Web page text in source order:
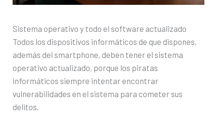
Sistema operativo y todo el software actualizado
Todos los dispositivos informáticos de que dispones,
además del smartphone, deben tener el sistema
operativo actualizado, porque los piratas
informáticos siempre intentar encontrar
vulnerabilidades en el sistema para cometer sus
delitos.